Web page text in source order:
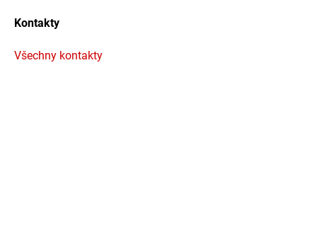
Kontakty
Všechny kontakty